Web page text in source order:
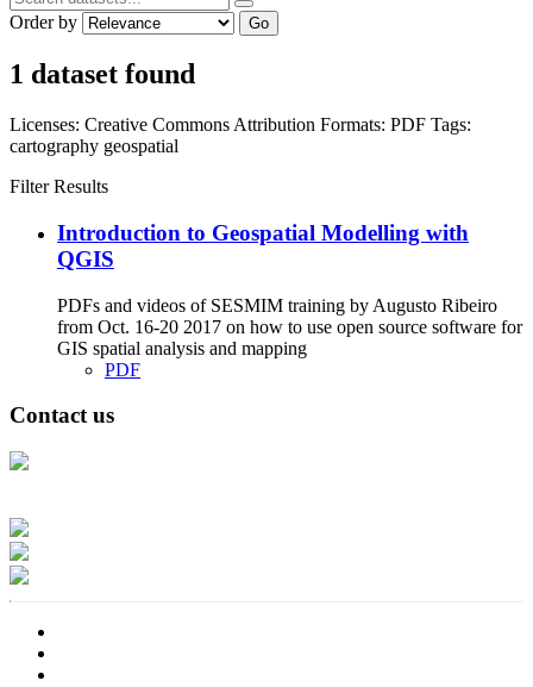
Order by Go
1 dataset found
Licenses: Creative Commons Attribution Formats: PDF Tags:
cartography geospatial
Filter Results
Introduction to Geospatial Modelling with
QGIS
PDFs and videos of SESMIM training by Augusto Ribeiro
from Oct. 16-20 2017 on how to use open source software for
GIS spatial analysis and mapping
PDF
Contact us